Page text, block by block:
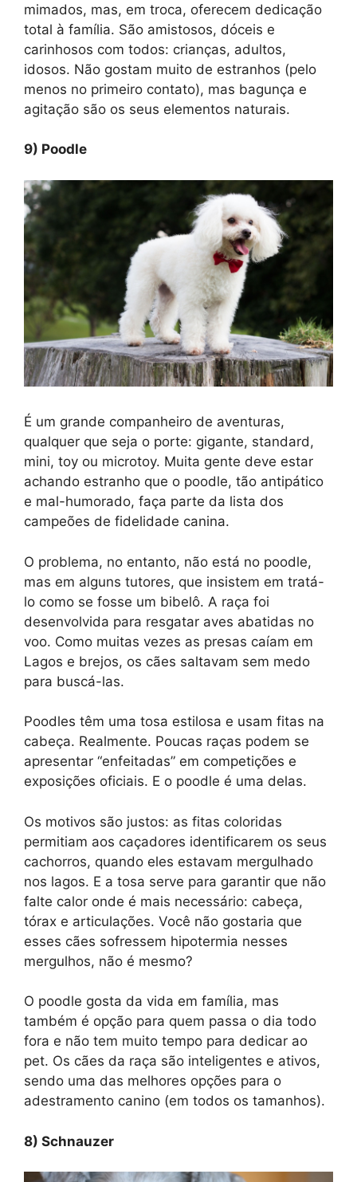
mimados, mas, em troca, oferecem dedicação
total à família. São amistosos, dóceis e
carinhosos com todos: crianças, adultos,
idosos. Não gostam muito de estranhos (pelo
menos no primeiro contato), mas bagunça e
agitação são os seus elementos naturais.
9) Poodle
É um grande companheiro de aventuras,
qualquer que seja o porte: gigante, standard,
mini, toy ou microtoy. Muita gente deve estar
achando estranho que o poodle, tão antipático
e mal-humorado, faça parte da lista dos
campeões de fidelidade canina.
O problema, no entanto, não está no poodle,
mas em alguns tutores, que insistem em tratá-
lo como se fosse um bibelô. A raça foi
desenvolvida para resgatar aves abatidas no
voo. Como muitas vezes as presas caíam em
Lagos e brejos, os cães saltavam sem medo
para buscá-las.
Poodles têm uma tosa estilosa e usam fitas na
cabeça. Realmente. Poucas raças podem se
apresentar “enfeitadas” em competições e
exposições oficiais. E o poodle é uma delas.
Os motivos são justos: as fitas coloridas
permitiam aos caçadores identificarem os seus
cachorros, quando eles estavam mergulhado
nos lagos. E a tosa serve para garantir que não
falte calor onde é mais necessário: cabeça,
tórax e articulações. Você não gostaria que
esses cães sofressem hipotermia nesses
mergulhos, não é mesmo?
O poodle gosta da vida em família, mas
também é opção para quem passa o dia todo
fora e não tem muito tempo para dedicar ao
pet. Os cães da raça são inteligentes e ativos,
sendo uma das melhores opções para o
adestramento canino (em todos os tamanhos).
8) Schnauzer